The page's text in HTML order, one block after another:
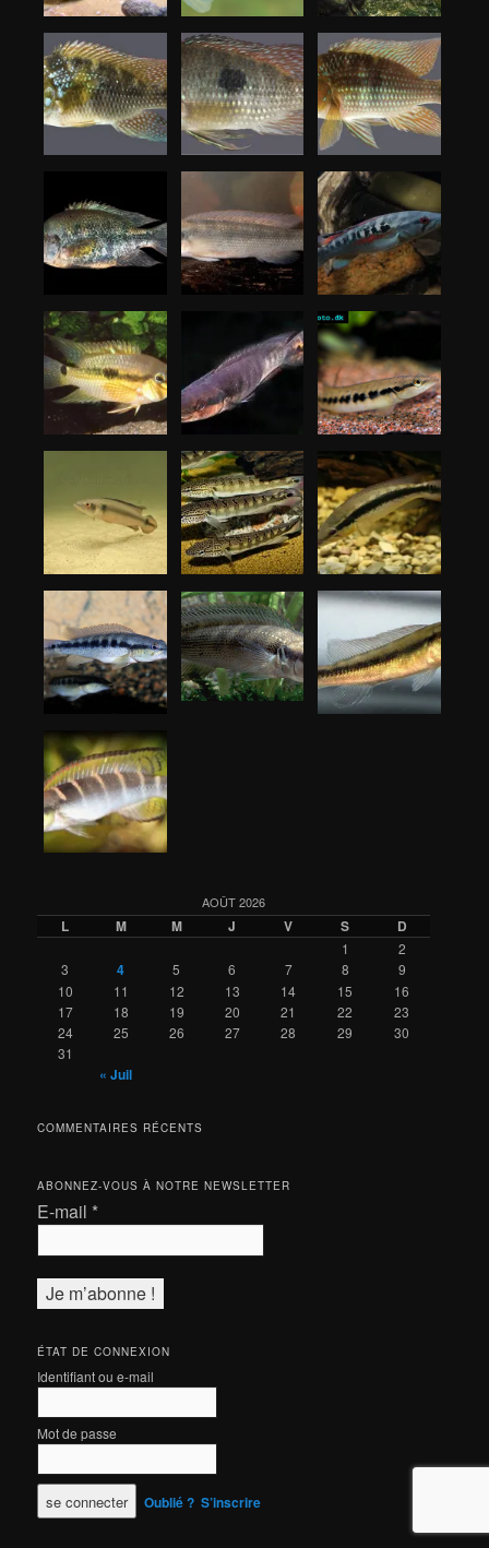
AOÛT 2026
L M M J V S D
1
2
3
4 5 6 7 8
9
10
11 12 13 14 15
16
17
18 19 20 21 22
23
24
25 26 27 28 29
30
31
« Juil
COMMENTAIRES RÉCENTS
ABONNEZ-VOUS À NOTRE NEWSLETTER
E-mail *
ÉTAT DE CONNEXION
Identifiant ou e-mail
Mot de passe
Oublié ? S’inscrire